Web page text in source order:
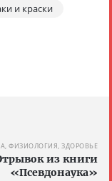
и краски
ФИЗИОЛОГИЯ, ЗДОРОВЬЕ
из книги
«Псевдонаука»